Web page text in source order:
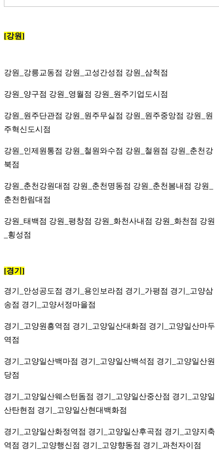
[강원]
강원_강릉교동점 강원_고성간성점 강원_삼척점
강원_양구점 강원_영월점 강원_원주기업도시점
강원_원주단관점 강원_원주무실점 강원_원주중앙점 강원_원
주혁신도시점
강원_인제원통점 강원_철원와수점 강원_철원점 강원_춘천강
북점
강원_춘천강원대점 강원_춘천명동점 강원_춘천봄내점 강원_
춘천한림대점
강원_태백점 강원_평창점 강원_화천사내점 강원_화천점 강원
_횡성점
[경기]
경기_안성공도점 경기_용인보라점 경기_가평점 경기_고양삼
송점 경기_고양서정마을점
경기_고양원흥역점 경기_고양일산대화점 경기_고양일산마두
역점
경기_고양일산백마점 경기_고양일산백석점 경기_고양일산원
당점
경기_고양일산웨스턴돔점 경기_고양일산중산점 경기_고양일
산탄현점 경기_고양일산현대백화점
경기_고양일산화정역점 경기_고양일산후곡점 경기_고양지축
역점 경기_고양행신점 경기_고양향동점 경기_과천자이점